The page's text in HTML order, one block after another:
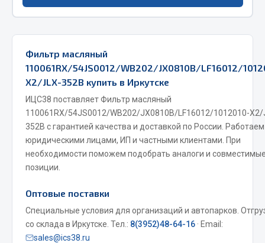
Инструмент
Измерительный инструмент
Крепежный инструмент
Режущий инструмент
Силовое оборудование
Слесарный инструмент
Столярный инструмент
Весь раздел
Цепи подъёмные
Фильтр масляный
110061RX/54JS0012/WB202/JX0810B/LF16012/
X2/JLX-352B купить в Иркутске
ИЦС38 поставляет Фильтр масляный
110061RX/54JS0012/WB202/JX0810B/LF16012/1012010-X2/
352B с гарантией качества и доставкой по России.
юридическими лицами, ИП и частными клиентами. При
необходимости поможем подобрать аналоги и
позиции.
Оптовые поставки
Специальные условия для организаций и автопарков.
со склада в Иркутске. Тел.: 8(3952)48-64-16 · Email:
sales@ics38.ru